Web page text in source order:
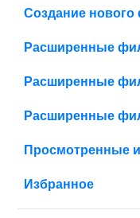
Создание нового
Расширенные
Расширенные
Расширенные
Просмотренные
Избранное